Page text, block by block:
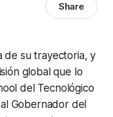
Share
de su trayectoria, y
global que lo
del Tecnológico
Gobernador del